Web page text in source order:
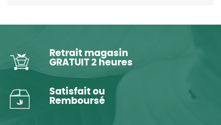
Retrait magasin
GRATUIT 2 heures
Satisfait ou
Remboursé